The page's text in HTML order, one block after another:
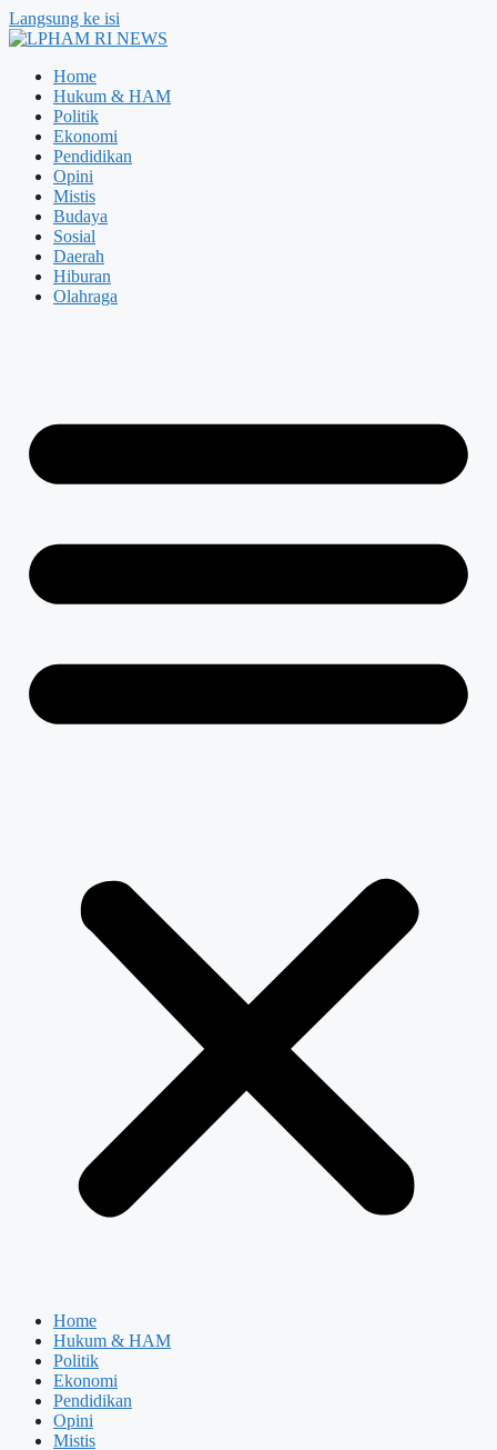
Langsung ke isi
Home
Hukum & HAM
Politik
Ekonomi
Pendidikan
Opini
Mistis
Budaya
Sosial
Daerah
Hiburan
Olahraga
Home
Hukum & HAM
Politik
Ekonomi
Pendidikan
Opini
Mistis